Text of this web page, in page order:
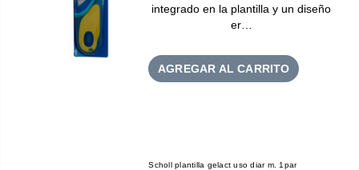
integrado en la plantilla y un diseño
er…
AGREGAR AL CARRITO
Scholl plantilla gelact uso diar m. 1par